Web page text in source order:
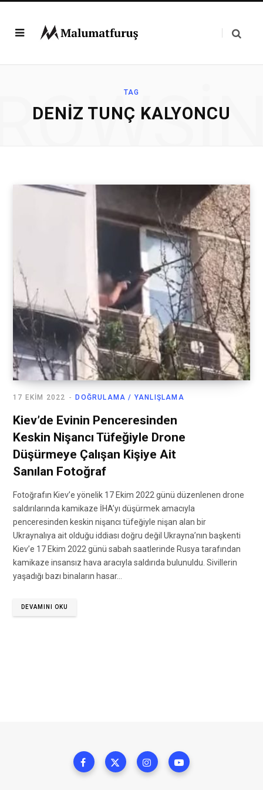
TAG
DENIZ TUNÇ KALYONCU
DOĞRULAMA / YANLIŞLAMA
17 EKIM 2022
Kiev’de Evinin Penceresinden
Keskin Nişancı Tüfeğiyle Drone
Düşürmeye Çalışan Kişiye Ait
Sanılan Fotoğraf
Fotoğrafın Kiev’e yönelik 17 Ekim 2022 günü düzenlenen drone
saldırılarında kamikaze İHA’yı düşürmek amacıyla
penceresinden keskin nişancı tüfeğiyle nişan alan bir
Ukraynalıya ait olduğu iddiası doğru değil Ukrayna’nın başkenti
Kiev’e 17 Ekim 2022 günü sabah saatlerinde Rusya tarafından
kamikaze insansız hava aracıyla saldırıda bulunuldu. Sivillerin
yaşadığı bazı binaların hasar…
DEVAMINI OKU